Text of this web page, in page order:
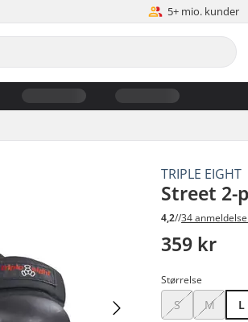
5+ mio. kunder
TRIPLE EIGHT
Street 2-
4,2//34
359 kr
Størrelse
S M L